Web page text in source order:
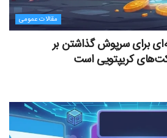
مقالات عمومی
برای سرپوش گذاشتن بر
کریپتویی است